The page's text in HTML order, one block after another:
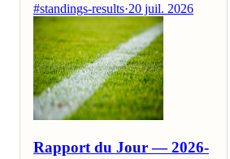
#standings-results·20 juil. 2026
Rapport du Jour — 2026-